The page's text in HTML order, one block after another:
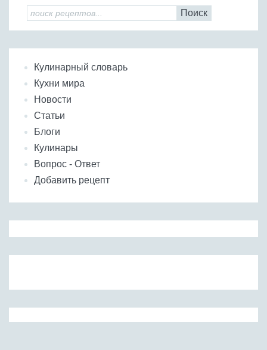
Поиск
Кулинарный словарь
Кухни мира
Новости
Статьи
Блоги
Кулинары
Вопрос - Ответ
Добавить рецепт